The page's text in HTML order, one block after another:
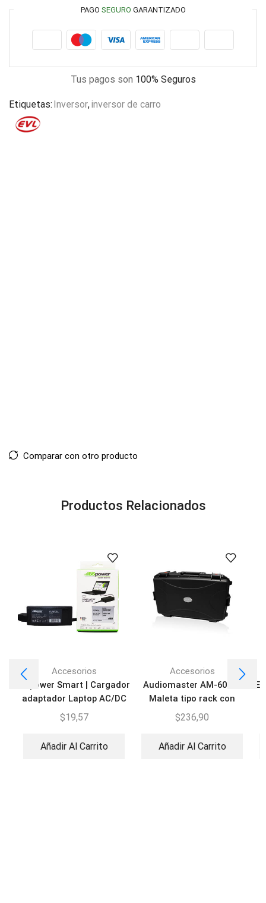
PAGO SEGURO GARANTIZADO
Tus pagos son 100% Seguros
Etiquetas: Inversor,inversor de carro
Comparar con otro producto
Productos Relacionados
Accesorios
BSpower Smart | Cargador
adaptador Laptop AC/DC
$19,57
Añadir Al Carrito
Accesorios
Audiomaster AM-6001 |
Maleta tipo rack con
ruedas ABS Pro
$236,90
Añadir Al Carrito